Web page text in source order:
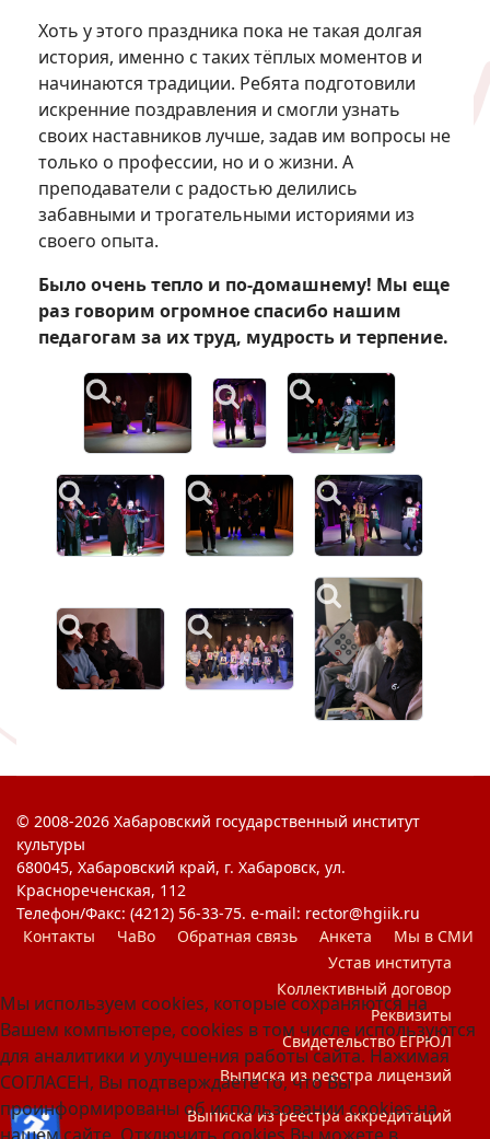
Хоть у этого праздника пока не такая долгая
история, именно с таких тёплых моментов и
начинаются традиции. Ребята подготовили
искренние поздравления и смогли узнать
своих наставников лучше, задав им вопросы не
только о профессии, но и о жизни. А
преподаватели с радостью делились
забавными и трогательными историями из
своего опыта.
Было очень тепло и по-домашнему! Мы еще
раз говорим огромное спасибо нашим
педагогам за их труд, мудрость и терпение.
© 2008-2026 Хабаровский государственный институт
культуры
680045, Хабаровский край, г. Хабаровск, ул.
Краснореченская, 112
Телефон/Факс: (4212) 56-33-75. e-mail: rector@hgiik.ru
Контакты
ЧаВо Обратная связь Анкета
Мы в СМИ
Устав института
Коллективный договор
Реквизиты
Свидетельство ЕГРЮЛ
Выписка из реестра лицензий
Выписка из реестра аккредитаций
Мы используем cookies, которые сохраняются на
Вашем компьютере, cookies в том числе используются
для аналитики и улучшения работы сайта. Нажимая
СОГЛАСЕН, Вы подтверждаете то, что Вы
проинформированы об использовании cookies на